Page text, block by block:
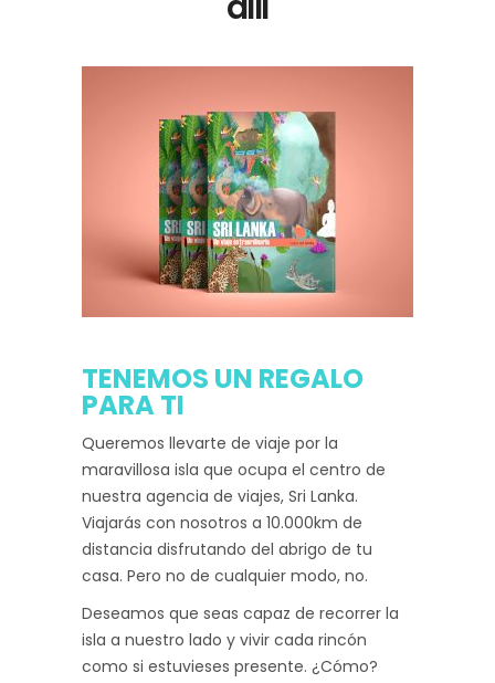
TENEMOS UN REGALO
PARA TI
Queremos llevarte de viaje por la
maravillosa isla que ocupa el centro de
nuestra agencia de viajes, Sri Lanka.
Viajarás con nosotros a 10.000km de
distancia disfrutando del abrigo de tu
casa. Pero no de cualquier modo, no.
Deseamos que seas capaz de recorrer la
isla a nuestro lado y vivir cada rincón
como si estuvieses presente. ¿Cómo?